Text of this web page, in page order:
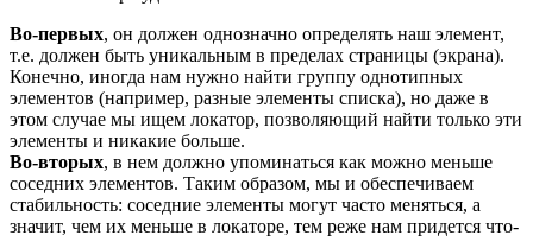
Во-первых, он должен однозначно определять наш элемент,
т.е. должен быть уникальным в пределах страницы (экрана).
Конечно, иногда нам нужно найти группу однотипных
элементов (например, разные элементы списка), но даже в
этом случае мы ищем локатор, позволяющий найти только эти
элементы и никакие больше.
Во-вторых, в нем должно упоминаться как можно меньше
соседних элементов. Таким образом, мы и обеспечиваем
стабильность: соседние элементы могут часто меняться, а
значит, чем их меньше в локаторе, тем реже нам придется что-